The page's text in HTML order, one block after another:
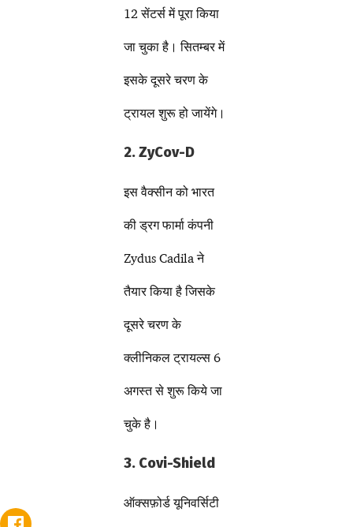
12 सेंटर्स में पूरा किया
जा चुका है। सितम्बर में
इसके दूसरे चरण के
ट्रायल शुरू हो जायेंगे।
2. ZyCov-D
इस वैक्सीन को भारत
की ड्रग फार्मा कंपनी
Zydus Cadila ने
तैयार किया है जिसके
दूसरे चरण के
क्लीनिकल ट्रायल्स 6
अगस्त से शुरू किये जा
चुके है।
3. Covi-Shield
ऑक्सफ़ोर्ड यूनिवर्सिटी